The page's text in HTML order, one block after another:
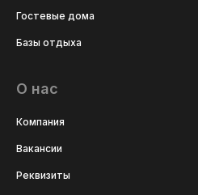
Гостевые дома
Базы отдыха
О нас
Компания
Вакансии
Реквизиты